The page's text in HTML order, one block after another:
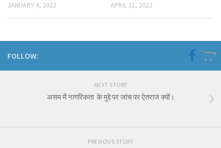
JANUARY 4, 2022 APRIL 21, 2022
FOLLOW:
NEXT STORY
असम में नागरिकता के मुद्दे पर जांच पर ऐतराज क्यों।
PREVIOUS STORY